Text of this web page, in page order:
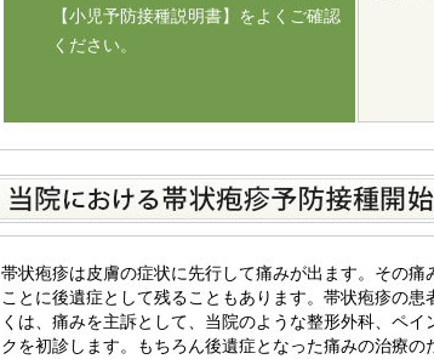
【小児予防接種説明書】をよくご確認
ください。
帯状疱疹は皮膚の症状に先行して痛みが出ます。その痛
ことに後遺症として残ることもあります。帯状疱疹の患
くは、痛みを主訴として、当院のような整形外科、ペイ
クを初診します。もちろん後遺症となった痛みの治療の